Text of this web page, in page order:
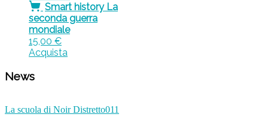
Smart history La
seconda guerra
mondiale
15,00 €
Acquista
News
La scuola di Noir Distretto011